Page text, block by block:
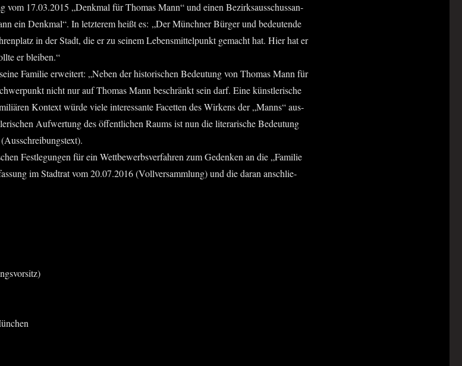
vom 17.03.2015 „Denk­mal für Tho­mas Mann“ und einen Bezirks­aus­schuss­an­
ein Denk­mal“. In letz­te­rem heißt es: „Der Münch­ner Bür­ger und bedeu­ten­de
in der Stadt, die er zu sei­nem Lebensmit­telpunkt gemacht hat. Hier hat er
er bleiben.“
Fami­lie erwei­tert: „Neben der his­to­ri­schen Bedeu­tung von Tho­mas Mann für
nicht nur auf Tho­mas Mann beschränkt sein darf. Eine künst­le­ri­sche
Kon­text wür­de vie­le inter­es­san­te Facet­ten des Wir­kens der „Manns“ aus­
Auf­wer­tung des öffent­li­chen Raums ist nun die lite­ra­ri­sche Bedeu­tung
Fest­le­gun­gen für ein Wett­be­werbs­ver­fah­ren zum Geden­ken an die „Fami­lie
im Stadt­rat vom 20.07.2016 (Voll­ver­samm­lung) und die dar­an anschlie­